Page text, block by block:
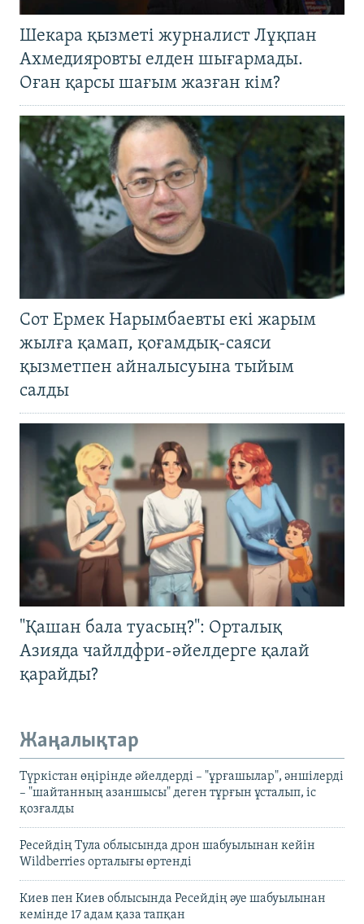
Шекара қызметі журналист Лұқпан
Ахмедияровты елден шығармады.
Оған қарсы шағым жазған кім?
Сот Ермек Нарымбаевты екі жарым
жылға қамап, қоғамдық-саяси
қызметпен айналысуына тыйым
салды
"Қашан бала туасың?": Орталық
Азияда чайлдфри-әйелдерге қалай
қарайды?
Жаңалықтар
Түркістан өңірінде әйелдерді – "ұрғашылар", әншілерді
– "шайтанның азаншысы" деген тұрғын ұсталып, іс
қозғалды
Ресейдің Тула облысында дрон шабуылынан кейін
Wildberries орталығы өртенді
Киев пен Киев облысында Ресейдің әуе шабуылынан
кемінде 17 адам қаза тапқан